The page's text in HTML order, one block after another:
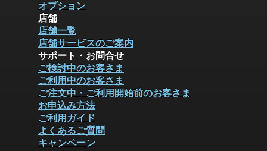
オプション
店舗
店舗一覧
店舗サービスのご案内
サポート・お問合せ
ご検討中のお客さま
ご利用中のお客さま
ご注文中・ご利用開始前のお客さま
お申込み方法
ご利用ガイド
よくあるご質問
キャンペーン